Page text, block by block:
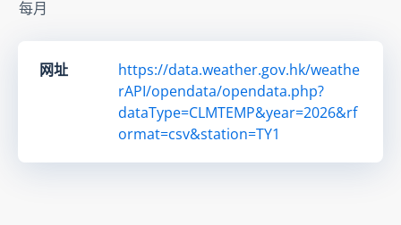
每月
网址
https://data.weather.gov.hk/weathe
rAPI/opendata/opendata.php?
dataType=CLMTEMP&year=2026&rf
ormat=csv&station=TY1